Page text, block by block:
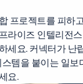
프로젝트를 피하
라이즈 인텔리전
세요. 커넥터가 난
스템을 붙이는 일보
요.